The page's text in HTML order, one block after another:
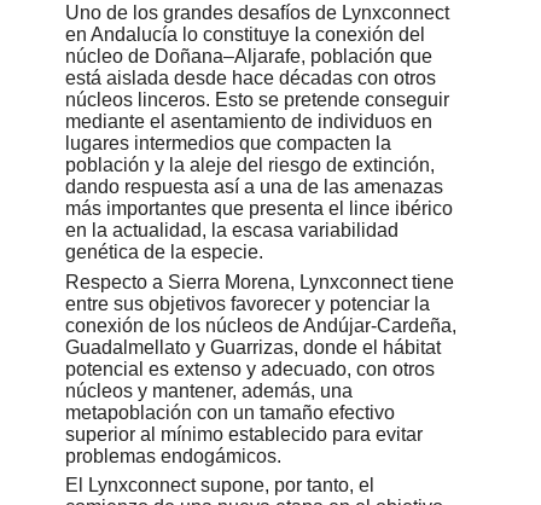
Uno de los grandes desafíos de Lynxconnect
en Andalucía lo constituye la conexión del
núcleo de Doñana–Aljarafe, población que
está aislada desde hace décadas con otros
núcleos linceros. Esto se pretende conseguir
mediante el asentamiento de individuos en
lugares intermedios que compacten la
población y la aleje del riesgo de extinción,
dando respuesta así a una de las amenazas
más importantes que presenta el lince ibérico
en la actualidad, la escasa variabilidad
genética de la especie.
Respecto a Sierra Morena, Lynxconnect tiene
entre sus objetivos favorecer y potenciar la
conexión de los núcleos de Andújar-Cardeña,
Guadalmellato y Guarrizas, donde el hábitat
potencial es extenso y adecuado, con otros
núcleos y mantener, además, una
metapoblación con un tamaño efectivo
superior al mínimo establecido para evitar
problemas endogámicos.
El Lynxconnect supone, por tanto, el